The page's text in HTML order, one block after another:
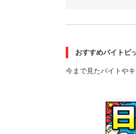
おすすめバイトピ
今まで見たバイトや